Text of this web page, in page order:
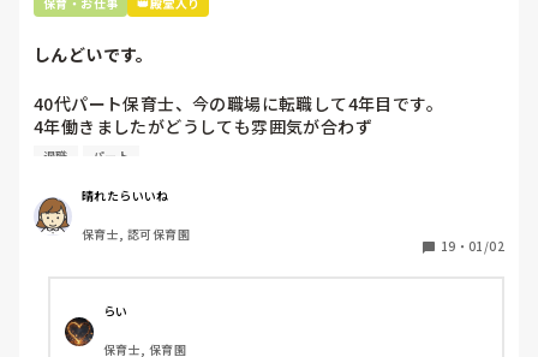
しんどいです。
40代パート保育士、今の職場に転職して4年目です。
4年働きましたがどうしても雰囲気が合わず
退職しようと思っています。
周りの職員は、勤続10年以上から何十年という先生がほとん
どです。
保護者子どもの愚痴悪口が多く、
今で言う不適切保育も
仕方ないよね
もう何も言わずに
退職 パート
晴れたらいいね
保育士, 認可保育園
19 ・ 01/02
らい
保育士, 保育園